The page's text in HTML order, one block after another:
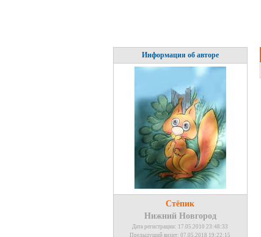
Информация об авторе
Стёпик
Нижний Новгород
Дата регистрации: 17.05.2010 23:48:33
Предыдущий визит: 07.05.2018 19:22:15